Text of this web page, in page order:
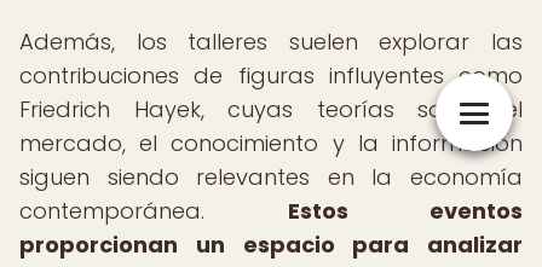
Además, los talleres suelen explorar las
contribuciones de figuras influyentes como
Friedrich Hayek, cuyas teorías sobre el
mercado, el conocimiento y la información
siguen siendo relevantes en la economía
contemporánea. Estos eventos
proporcionan un espacio para analizar